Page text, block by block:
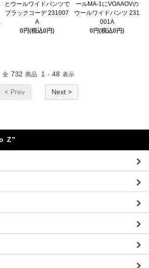
とウールワイドパンツで
ブラックコーデ 231007
A
0円(税込0円)
ールMA-1にVOAAOVの
ウールワイドパンツ 231
001A
0円(税込0円)
全 732 商品 1 - 48 表示
< Prev Next >
Z”